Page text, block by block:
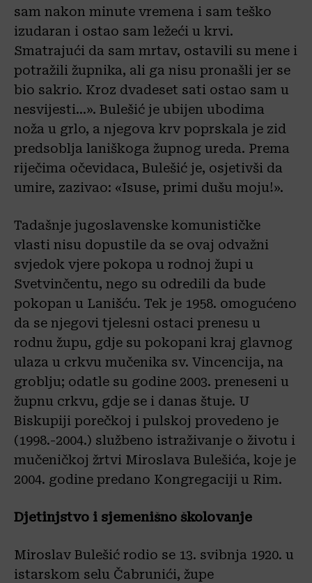
sam nakon minute vremena i sam teško
izudaran i ostao sam ležeći u krvi.
Smatrajući da sam mrtav, ostavili su mene i
potražili župnika, ali ga nisu pronašli jer se
bio sakrio. Kroz dvadeset sati ostao sam u
nesvijesti…». Bulešić je ubijen ubodima
noža u grlo, a njegova krv poprskala je zid
predsoblja laniškoga župnog ureda. Prema
riječima očevidaca, Bulešić je, osjetivši da
umire, zazivao: «Isuse, primi dušu moju!».
Tadašnje jugoslavenske komunističke
vlasti nisu dopustile da se ovaj odvažni
svjedok vjere pokopa u rodnoj župi u
Svetvinčentu, nego su odredili da bude
pokopan u Lanišću. Tek je 1958. omogućeno
da se njegovi tjelesni ostaci prenesu u
rodnu župu, gdje su pokopani kraj glavnog
ulaza u crkvu mučenika sv. Vincencija, na
groblju; odatle su godine 2003. preneseni u
župnu crkvu, gdje se i danas štuje. U
Biskupiji porečkoj i pulskoj provedeno je
(1998.-2004.) službeno istraživanje o životu i
mučeničkoj žrtvi Miroslava Bulešića, koje je
2004. godine predano Kongregaciji u Rim.
Djetinjstvo i sjemenišno školovanje
Miroslav Bulešić rodio se 13. svibnja 1920. u
istarskom selu Čabrunići, župe